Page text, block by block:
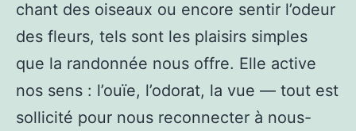
chant des oiseaux ou encore sentir l’odeur
des fleurs, tels sont les plaisirs simples
que la randonnée nous offre. Elle active
nos sens : l’ouïe, l’odorat, la vue — tout est
sollicité pour nous reconnecter à nous-